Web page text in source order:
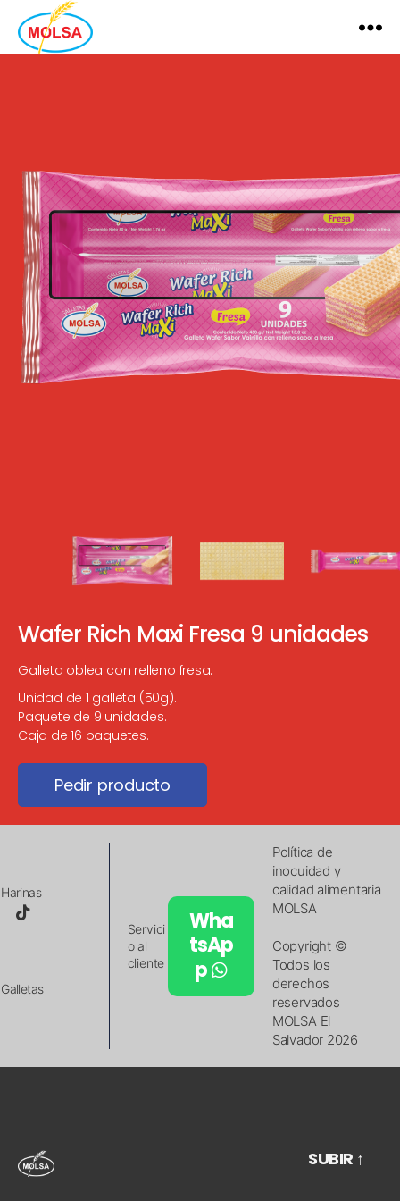
Wafer Rich Maxi Fresa 9 unidades
Galleta oblea con relleno fresa.
Unidad de 1 galleta (50g).
Paquete de 9 unidades.
Caja de 16 paquetes.
Pedir producto
Servici
o al
cliente
Wha
tsAp
p
Política de
inocuidad y
calidad alimentaria
MOLSA
Copyright ©
Todos los
derechos
reservados
MOLSA El
Salvador 2026
SUBIR ↑